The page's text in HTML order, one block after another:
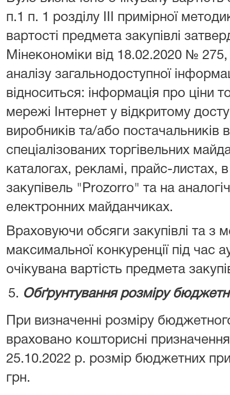
п.1 п. 1 розділу ІІІ примірної
вартості предмета закупівлі
Мінекономіки від 18.02.2020 №
аналізу загальнодоступної
відноситься: інформація про ціни
мережі Інтернет у відкритому
виробників та/або постачальників
спеціалізованих торгівельних
каталогах, рекламі, прайс-листах,
закупівель "Prozorro" та на
електронних майданчиках.
Враховуючи обсяги закупівлі та з
максимальної конкуренції під час
очікувана вартість предмета
Обґрунтування розміру
При визначенні розміру
враховано кошторисні
25.10.2022 р. розмір бюджетних
грн.